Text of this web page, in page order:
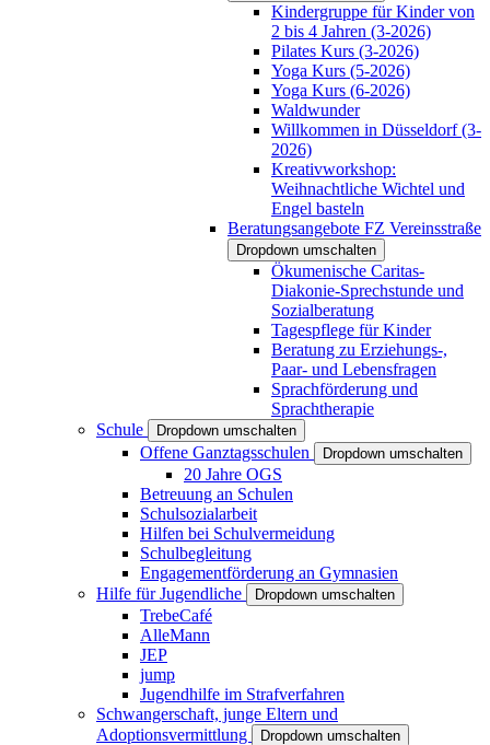
Kindergruppe für Kinder von
2 bis 4 Jahren (3-2026)
Pilates Kurs (3-2026)
Yoga Kurs (5-2026)
Yoga Kurs (6-2026)
Waldwunder
Willkommen in Düsseldorf (3-
2026)
Kreativworkshop:
Weihnachtliche Wichtel und
Engel basteln
Beratungsangebote FZ Vereinsstraße
Dropdown umschalten
Ökumenische Caritas-
Diakonie-Sprechstunde und
Sozialberatung
Tagespflege für Kinder
Beratung zu Erziehungs-,
Paar- und Lebensfragen
Sprachförderung und
Sprachtherapie
Schule
Dropdown umschalten
Offene Ganztagsschulen Dropdown umschalten
20 Jahre OGS
Betreuung an Schulen
Schulsozialarbeit
Hilfen bei Schulvermeidung
Schulbegleitung
Engagementförderung an Gymnasien
Hilfe für Jugendliche
Dropdown umschalten
TrebeCafé
AlleMann
JEP
jump
Jugendhilfe im Strafverfahren
Schwangerschaft, junge Eltern und
Adoptionsvermittlung
Dropdown umschalten